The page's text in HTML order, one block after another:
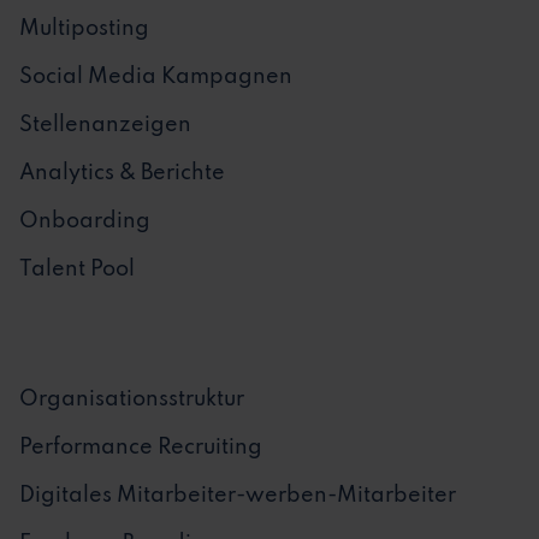
Multiposting
Social Media Kampagnen
Stellenanzeigen
Analytics & Berichte
Onboarding
Talent Pool
Organisationsstruktur
Performance Recruiting
Digitales Mitarbeiter-werben-Mitarbeiter